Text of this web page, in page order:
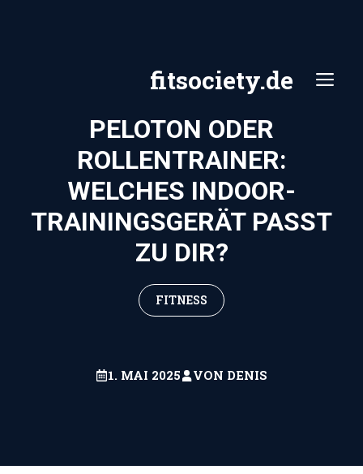
fitsociety.de
PELOTON ODER
ROLLENTRAINER:
WELCHES INDOOR-
TRAININGSGERÄT PASST
ZU DIR?
FITNESS
1. MAI 2025 VON DENIS